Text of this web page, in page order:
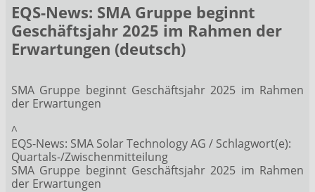
EQS-News: SMA Gruppe beginnt
Geschäftsjahr 2025 im Rahmen der
Erwartungen (deutsch)
SMA Gruppe beginnt Geschäftsjahr 2025 im Rahmen
der Erwartungen
^
EQS-News: SMA Solar Technology AG / Schlagwort(e):
Quartals-/Zwischenmitteilung
SMA Gruppe beginnt Geschäftsjahr 2025 im Rahmen
der Erwartungen